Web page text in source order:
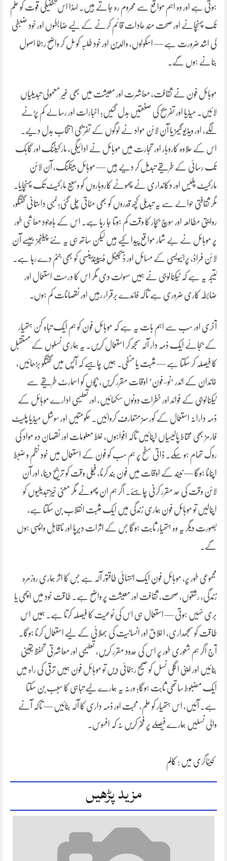
ہوتی ہے اور وہ اہم مواقع سے محروم رہ جاتے ہیں۔ لہٰذا اس تکنیکی قوت کو علم
تک پہنچانے اور صحت مند عادات قائم کرنے کے لیے ضابطوں اور خود ضبطی
کی اشد ضرورت ہے — اسکولوں، والدین اور خود طلبہ کو مل کر واضح رہنما اصول
بنانے ہوں گے۔
موبائل فون نے ثقافت، معاشرت اور معیشت میں بھی غیر معمولی تبدیلیاں
لائیں۔ میڈیا اور تفریح کی صنعتیں بدل گئیں؛ اخبارات اور رسالے کم پڑنے
لگے، اور ویڈیو گیمز یا آن لائن مواد نے لوگوں کے تفریحی انتخاب بدل دیے۔
اس کے علاوہ کاروبار اور تجارت میں موبائل نے ادائیگی، مارکیٹنگ اور گاہک
تک رسائی کے طریقے تبدیل کر دیے ہیں — موبائل بینکنگ، آن لائن
مارکیٹ پلیس اور دکانداری نے چھوٹے کاروباروں کو وسیع مارکیٹ تک پہنچایا۔
مگر ثقافتی حوالے سے یہ تبدیلی کچھ قدروں کو بھی مٹاتی چلی گئی؛ لمبی داستانی گفتگو،
روایتی مطالعہ اور سوچ بچار کا وقت کم ہوتا جا رہا ہے۔ اس کے باوجود معاشی طور
پر موبائل نے بے شمار مواقع پیدا کیے ہیں لیکن ساتھ ہی یہ نئے چیلنجز جیسے آن
لائن فراڈ، پرائیویسی کے مسائل اور ڈیجیٹل ڈیپینڈینسی کو بھی جنم دے رہا ہے۔
نتیجہ یہ ہے کہ ٹیکنالوجی نے ہمیں سہولت دی مگر اس کا درست استعمال اور
ضابطہ کاری ضروری ہے تاکہ فائدے برقرار رہیں اور نقصانات کم ہوں۔
آخری اور سب سے اہم بات یہ ہے کہ موبائل فون کو ہم ایک تباہ کن ہتھیار
کے بجائے ایک ذمہ دار آلہ سمجھ کر استعمال کریں۔ یہ ہماری نسلوں کے مستقبل
کا فیصلہ کر سکتا ہے — مثبت یا منفی۔ ہمیں چاہیے کہ آپس میں گفتگو بڑھائیں،
خاندان کے اندر ‘نو-فون’ اوقات مقرر کریں، بچوں کو اسمارٹ طریقے سے
ٹیکنالوجی کے فوائد اور خطرات دونوں سکھائیں، اور تعلیمی ادارے موبائل کے
ذمہ دارانہ استعمال کے کورسز متعارف کروائیں۔ حکومتیں اور سوشل میڈیا پلیٹ
فارمز بھی محتاط پالیسیاں اپنائیں تاکہ افواہوں، غلط معلومات اور نقصان دہ مواد کی
روک تھام ہو سکے۔ ذاتی سطح پر ہم سب کو فون کے استعمال میں خود نظم و ضبط
اپنانا ہوگا — نیند کے اوقات میں فون بند کرنا، فیملی وقت کو ترجیح دینا، اور آن
لائن وقت کی حد مقرر کرنی چاہئے۔ اگر ہم ان چھوٹے مگر معنی خیز تبدیلیوں کو
اپنالیں تو موبائل فون ہماری زندگی میں ایک مثبت انقلاب بن سکتا ہے،
بصورت دیگر یہ وہ ہتھیار ثابت ہوگا جس کے اثرات دیرپا اور ناقابل واپسی ہوں
گے۔
مجموعی طور پر، موبائل فون ایک انتہائی طاقتور آلہ ہے جس کا اثر ہماری روزمرہ
زندگی، رشتوں، صحت، ثقافت اور معیشت پر واضح ہے۔ طاقت خود میں اچھی یا
بری نہیں ہوتی — استعمال ہی اس کی نوعیت کا فیصلہ کرتا ہے۔ ہمیں اس
طاقت کو سمجھداری، اخلاق اور انسانیت کی بھلائی کے لیے استعمال کرنا ہوگا۔
آج اگر ہم شعوری طور پر اس کی حدود مقرر کریں، تعلیمی اور معاشرتی تحفظ یقینی
بنائیں اور اپنی اگلی نسل کو صحیح رہنمائی دیں تو موبائل فون ہمیں ترقی کی راہ میں
ایک مضبوط ساتھی ثابت ہوگا؛ ورنہ یہ ہمارے لیے تباہی کا سبب بن سکتا
ہے۔ آئیں، اس ہتھیار کو علم، محبت اور ذمہ داری کا آلہ بنائیں — تاکہ آنے
والی نسلیں ہمارے فیصلے پر فخر کریں نہ کہ افسوس۔
کیٹاگری میں : کالم
مزید پڑھیں